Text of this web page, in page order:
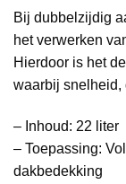
Bij dubbelzijdig
het verwerken
Hierdoor is het
waarbij snelheid,
– Inhoud: 22 liter
– Toepassing:
dakbedekking